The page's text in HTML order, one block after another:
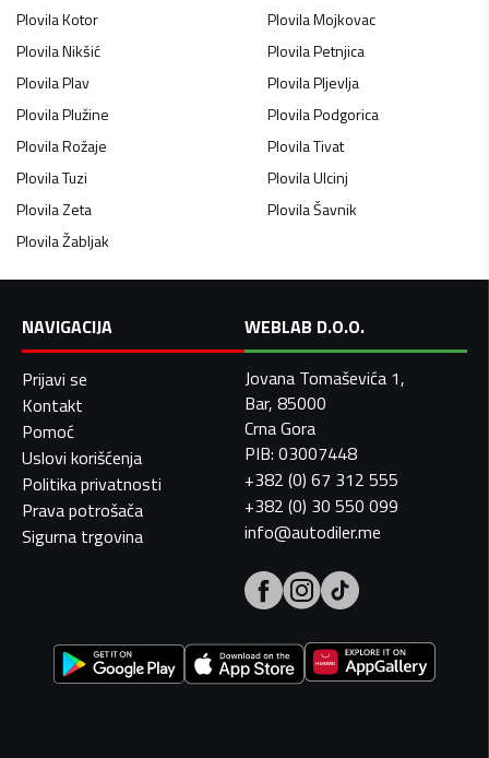
PlovilaKotor PlovilaMojkovac
PlovilaNikšić PlovilaPetnjica
PlovilaPlav PlovilaPljevlja
PlovilaPlužine PlovilaPodgorica
PlovilaRožaje PlovilaTivat
PlovilaTuzi PlovilaUlcinj
PlovilaZeta PlovilaŠavnik
PlovilaŽabljak
NAVIGACIJA
Prijavi se
Kontakt
Pomoć
Uslovi korišćenja
Politika privatnosti
Prava potrošača
Sigurna trgovina
WEBLAB D.O.O.
Jovana Tomaševića 1,
Bar, 85000
Crna Gora
PIB: 03007448
+382 (0) 67 312 555
+382 (0) 30 550 099
info@autodiler.me